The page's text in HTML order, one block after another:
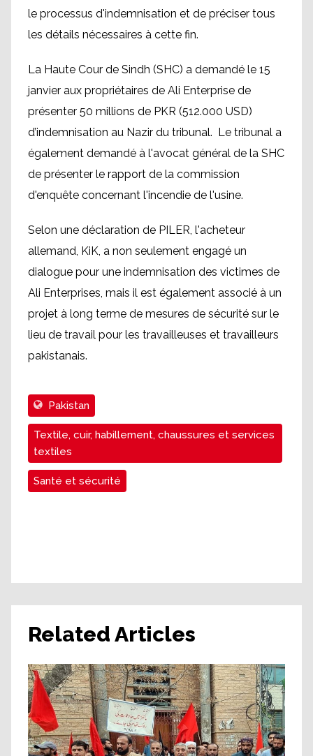
le processus d'indemnisation et de préciser tous
les détails nécessaires à cette fin.
La Haute Cour de Sindh (SHC) a demandé le 15
janvier aux propriétaires de Ali Enterprise de
présenter 50 millions de PKR (512.000 USD)
d’indemnisation au Nazir du tribunal. Le tribunal a
également demandé à l'avocat général de la SHC
de présenter le rapport de la commission
d'enquête concernant l'incendie de l'usine.
Selon une déclaration de PILER, l'acheteur
allemand, KiK, a non seulement engagé un
dialogue pour une indemnisation des victimes de
Ali Enterprises, mais il est également associé à un
projet à long terme de mesures de sécurité sur le
lieu de travail pour les travailleuses et travailleurs
pakistanais.
Pakistan
Textile, cuir, habillement, chaussures et services
textiles
Santé et sécurité
Related Articles